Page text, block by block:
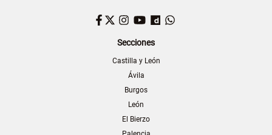
Facebook
TwitterInstagram
YouTubeDailymotion
Secciones
Castilla y León
Ávila
Burgos
León
El Bierzo